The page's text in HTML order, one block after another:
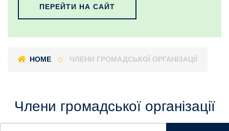
ПЕРЕЙТИ НА САЙТ
HOME ЧЛЕНИ ГРОМАДСЬКОЇ ОРГАНІЗАЦІЇ
Члени громадської організації